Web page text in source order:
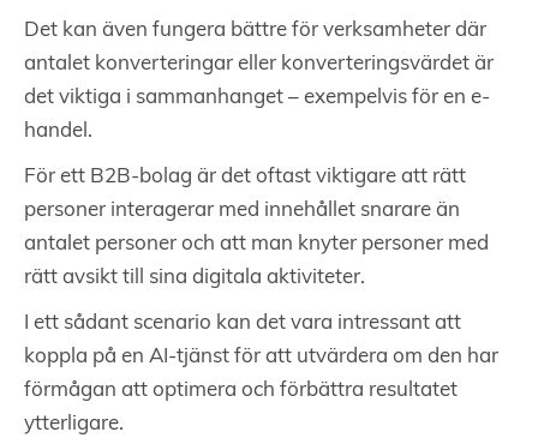
Det kan även fungera bättre för verksamheter där
antalet konverteringar eller konverteringsvärdet är
det viktiga i sammanhanget – exempelvis för en e-
handel.
För ett B2B-bolag är det oftast viktigare att rätt
personer interagerar med innehållet snarare än
antalet personer och att man knyter personer med
rätt avsikt till sina digitala aktiviteter.
I ett sådant scenario kan det vara intressant att
koppla på en AI-tjänst för att utvärdera om den har
förmågan att optimera och förbättra resultatet
ytterligare.